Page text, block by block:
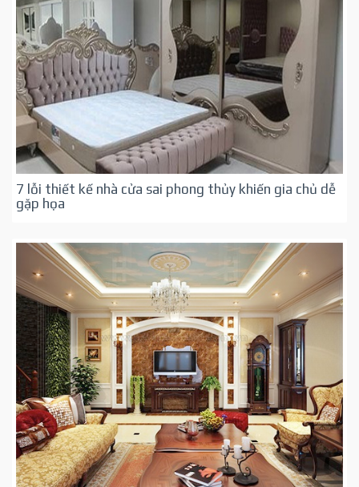
7 lỗi thiết kế nhà cửa sai phong thủy khiến gia chủ dễ
gặp họa